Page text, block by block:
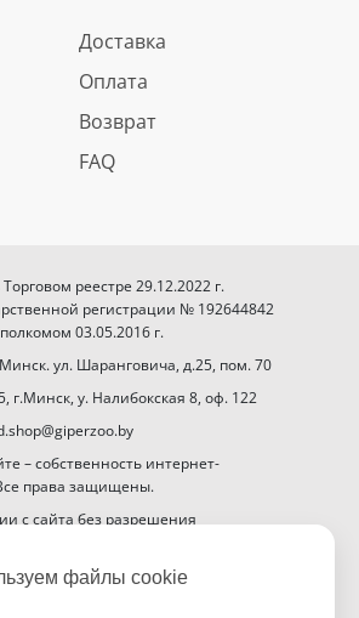
Доставка
Оплата
Возврат
FAQ
реестре 29.12.2022 г.
регистрации № 192644842
03.05.2016 г.
ул. Шаранговича, д.25, пом. 70
г.Минск, у. Налибокская 8, оф. 122
– собственность интернет-
права защищены.
с сайта без разрешения
файлы cookie